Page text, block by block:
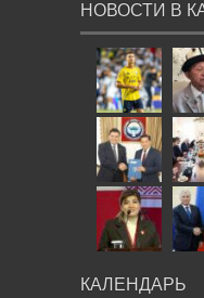
НОВОСТИ В
КАЛЕНДАРЬ